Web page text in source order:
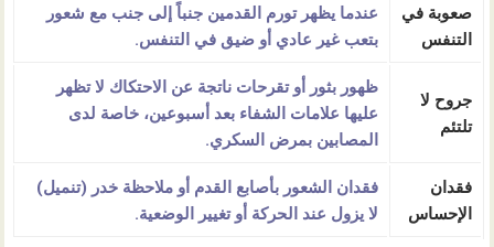
صعوبة في
التنفس
عندما يظهر تورم القدمين جنباً إلى جنب مع شعور
بتعب غير عادي أو ضيق في التنفس.
جروح لا
تلتئم
ظهور بثور أو تقرحات ناتجة عن الاحتكاك لا تظهر
عليها علامات الشفاء بعد أسبوعين، خاصة لدى
المصابين بمرض السكري.
فقدان
الإحساس
فقدان الشعور بأصابع القدم أو ملاحظة خدر (تنميل)
لا يزول عند الحركة أو تغيير الوضعية.